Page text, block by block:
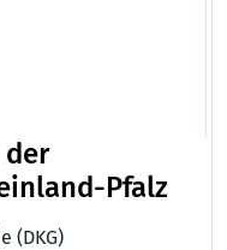
der
Pfalz
(DKG)